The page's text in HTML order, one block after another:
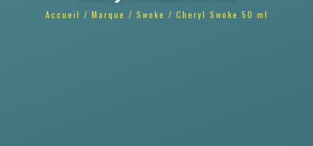
Accueil / Marque / Swoke / Cheryl Swoke 50 ml